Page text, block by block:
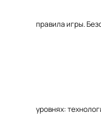
правила игры.
уровнях: